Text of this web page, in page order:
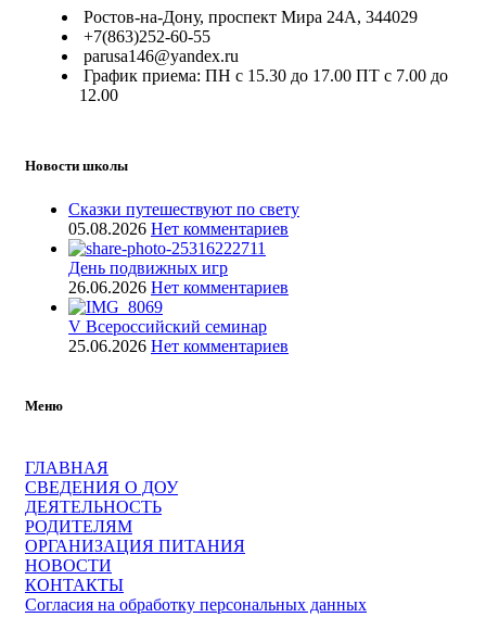
Ростов-на-Дону, проспект Мира 24А, 344029
+7(863)252-60-55
parusa146@yandex.ru
График приема: ПН с 15.30 до 17.00 ПТ с 7.00 до
12.00
Новости школы
Сказки путешествуют по свету
05.08.2026 Нет комментариев
День подвижных игр
26.06.2026 Нет комментариев
V Всероссийский семинар
25.06.2026 Нет комментариев
Меню
ГЛАВНАЯ
СВЕДЕНИЯ О ДОУ
ДЕЯТЕЛЬНОСТЬ
РОДИТЕЛЯМ
ОРГАНИЗАЦИЯ ПИТАНИЯ
НОВОСТИ
КОНТАКТЫ
Согласия на обработку персональных данных